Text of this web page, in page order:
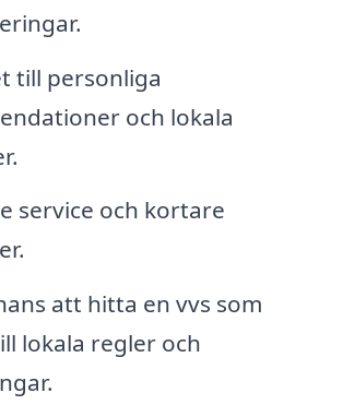
till personliga
och lokala
service och kortare
att hitta en vvs som
lokala regler och